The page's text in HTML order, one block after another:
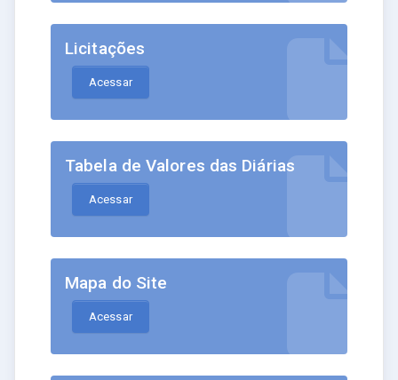
Licitações
Acessar
Tabela de Valores das Diárias
Acessar
Mapa do Site
Acessar